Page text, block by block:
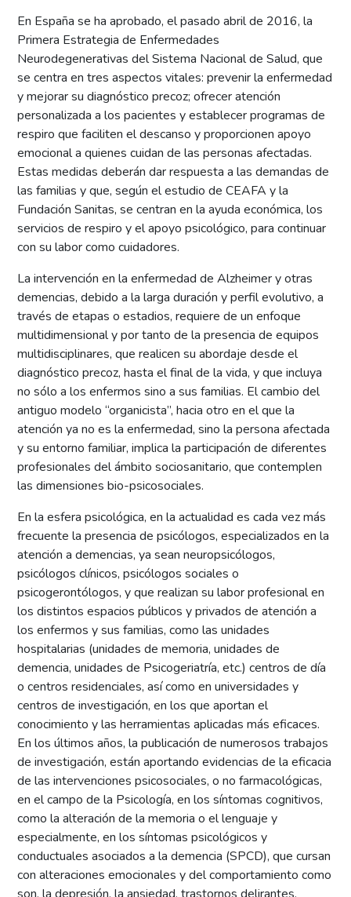
En España se ha aprobado, el pasado abril de 2016, la
Primera Estrategia de Enfermedades
Neurodegenerativas del Sistema Nacional de Salud, que
se centra en tres aspectos vitales: prevenir la enfermedad
y mejorar su diagnóstico precoz; ofrecer atención
personalizada a los pacientes y establecer programas de
respiro que faciliten el descanso y proporcionen apoyo
emocional a quienes cuidan de las personas afectadas.
Estas medidas deberán dar respuesta a las demandas de
las familias y que, según el estudio de CEAFA y la
Fundación Sanitas, se centran en la ayuda económica, los
servicios de respiro y el apoyo psicológico, para continuar
con su labor como cuidadores.
La intervención en la enfermedad de Alzheimer y otras
demencias, debido a la larga duración y perfil evolutivo, a
través de etapas o estadios, requiere de un enfoque
multidimensional y por tanto de la presencia de equipos
multidisciplinares, que realicen su abordaje desde el
diagnóstico precoz, hasta el final de la vida, y que incluya
no sólo a los enfermos sino a sus familias. El cambio del
antiguo modelo “organicista”, hacia otro en el que la
atención ya no es la enfermedad, sino la persona afectada
y su entorno familiar, implica la participación de diferentes
profesionales del ámbito sociosanitario, que contemplen
las dimensiones bio-psicosociales.
En la esfera psicológica, en la actualidad es cada vez más
frecuente la presencia de psicólogos, especializados en la
atención a demencias, ya sean neuropsicólogos,
psicólogos clínicos, psicólogos sociales o
psicogerontólogos, y que realizan su labor profesional en
los distintos espacios públicos y privados de atención a
los enfermos y sus familias, como las unidades
hospitalarias (unidades de memoria, unidades de
demencia, unidades de Psicogeriatría, etc.) centros de día
o centros residenciales, así como en universidades y
centros de investigación, en los que aportan el
conocimiento y las herramientas aplicadas más eficaces.
En los últimos años, la publicación de numerosos trabajos
de investigación, están aportando evidencias de la eficacia
de las intervenciones psicosociales, o no farmacológicas,
en el campo de la Psicología, en los síntomas cognitivos,
como la alteración de la memoria o el lenguaje y
especialmente, en los síntomas psicológicos y
conductuales asociados a la demencia (SPCD), que cursan
con alteraciones emocionales y del comportamiento como